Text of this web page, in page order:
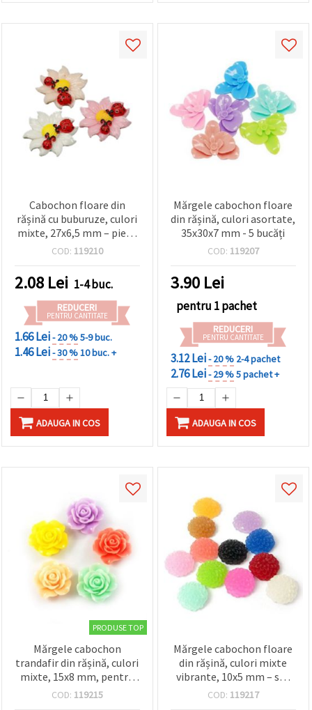
Cabochon floare din
rășină cu buburuze, culori
mixte, 27x6,5 mm – piesă
unică pentru bijuterii
COD: 119210
2.08 Lei 1-4 buc.
REDUCERI
PENTRU CANTITATE
1.66 Lei- 20 %5-9 buc.
1.46 Lei- 30 %10 buc. +
ADAUGA IN COS
Mărgele cabochon floare
din rășină, culori asortate,
35x30x7 mm - 5 bucăți
COD: 119207
3.90 Lei
pentru 1 pachet
REDUCERI
PENTRU CANTITATE
3.12 Lei- 20 % 2-4 pachet
2.76 Lei- 29 %5 pachet +
ADAUGA IN COS
PRODUSE TOP
Mărgele cabochon
trandafir din rășină, culori
mixte, 15x8 mm, pentru
confecționare bijuterii
COD: 119215
Mărgele cabochon floare
din rășină, culori mixte
vibrante, 10x5 mm – set
de 20 bucăți pentru
COD: 119217